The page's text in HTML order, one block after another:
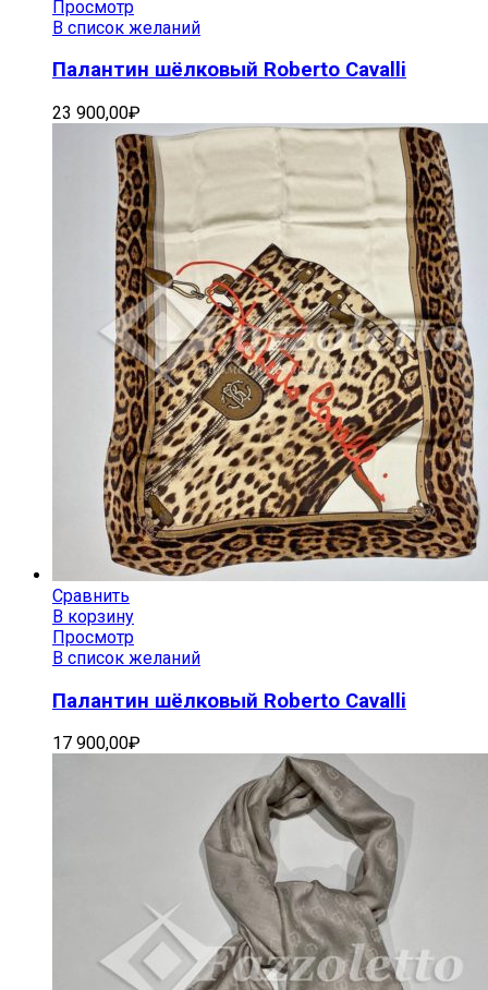
Просмотр
В список желаний
Палантин шёлковый Roberto Cavalli
23 900,00₽
Сравнить
В корзину
Просмотр
В список желаний
Палантин шёлковый Roberto Cavalli
17 900,00₽